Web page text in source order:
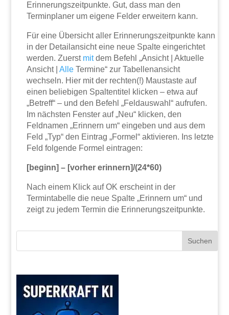
Erinnerungszeitpunkte. Gut, dass man den
Terminplaner um eigene Felder erweitern kann.
Für eine Übersicht aller Erinnerungszeitpunkte kann
in der Detailansicht eine neue Spalte eingerichtet
werden. Zuerst mitdem Befehl „Ansicht | Aktuelle
Ansicht |Alle Termine“ zur Tabellenansicht
wechseln. Hier mit der rechten(!) Maustaste auf
einen beliebigen Spaltentitel klicken – etwa auf
„Betreff“ – und den Befehl „Feldauswahl“ aufrufen.
Im nächsten Fenster auf „Neu“ klicken, den
Feldnamen „Erinnern um“ eingeben und aus dem
Feld „Typ“ den Eintrag „Formel“ aktivieren. Ins letzte
Feld folgende Formel eintragen:
[beginn] – [vorher erinnern]/(24*60)
Nach einem Klick auf OK erscheint in der
Termintabelle die neue Spalte „Erinnern um“ und
zeigt zu jedem Termin die Erinnerungszeitpunkte.